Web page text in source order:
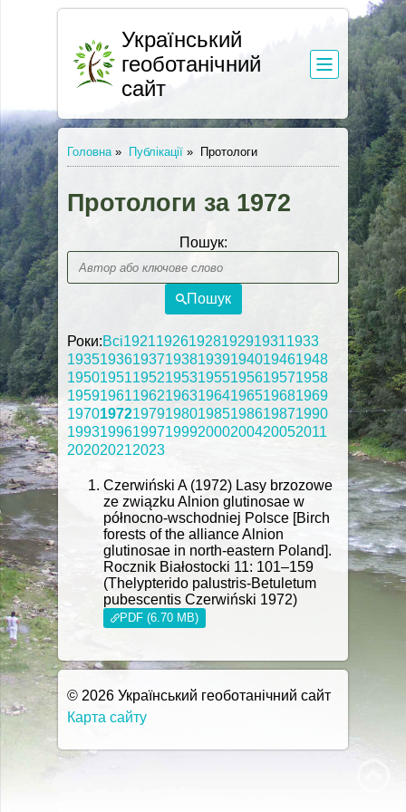
Український
геоботанічний
сайт
Головна » Публікації » Протологи
Протологи за 1972
Пошук:
Пошук
Роки:Всі192119261928192919311933
19351936193719381939194019461948
19501951195219531955195619571958
19591961196219631964196519681969
19701972197919801985198619871990
19931996199719992000200420052011
202020212023
Czerwiński A (1972) Lasy brzozowe
ze związku Alnion glutinosae w
północno-wschodniej Polsce [Birch
forests of the alliance Alnion
glutinosae in north-eastern Poland].
Rocznik Białostocki 11: 101–159
(Thelypterido palustris-Betuletum
pubescentis Czerwiński 1972)
PDF (6.70 MB)
© 2026 Український геоботанічний сайт
Карта сайту